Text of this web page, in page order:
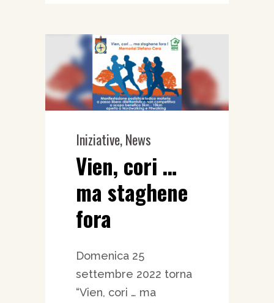
Iniziative,News
Vien, cori …
ma staghene
fora
Domenica 25
settembre 2022 torna
“Vien, cori … ma